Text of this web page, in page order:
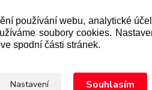
povinen vystavit
do 48 hodin.“
používání webu, analytické
soubory cookies.
spodní části stránek.
Nastavení Souhlasím